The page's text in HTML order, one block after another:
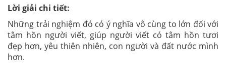
Lời giải chi tiết:
Những trải nghiệm đó có ý nghĩa vô cùng to lớn đối với
tâm hồn người viết, giúp người viết có tâm hồn tươi
đẹp hơn, yêu thiên nhiên, con người và đất nước mình
hơn.